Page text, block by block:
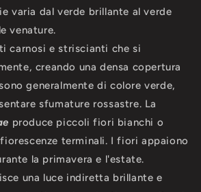
varia dal verde brillante al verde
venature.
carnosi e striscianti che si
creando una densa copertura
generalmente di colore verde,
sfumature rossastre. La
produce piccoli fiori bianchi o
terminali. I fiori appaiono
la primavera e l'estate.
una luce indiretta brillante e